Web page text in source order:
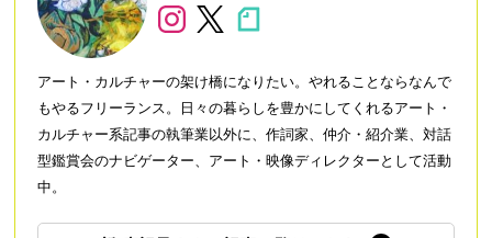
アート・カルチャーの架け橋になりたい。やれることならなんで
もやるフリーランス。日々の暮らしを豊かにしてくれるアート・
カルチャー系記事の執筆業以外に、作詞家、仲介・紹介業、対話
型鑑賞会のナビゲーター、アート・映像ディレクターとして活動
中。